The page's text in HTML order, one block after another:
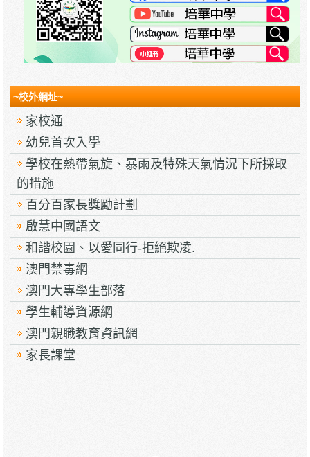
~校外網址~
家校通
幼兒首次入學
學校在熱帶氣旋、暴雨及特殊天氣情況下所採取
的措施
百分百家長獎勵計劃
啟慧中國語文
和諧校園、以愛同行-拒絕欺凌.
澳門禁毒網
澳門大專學生部落
學生輔導資源網
澳門親職教育資訊網
家長課堂